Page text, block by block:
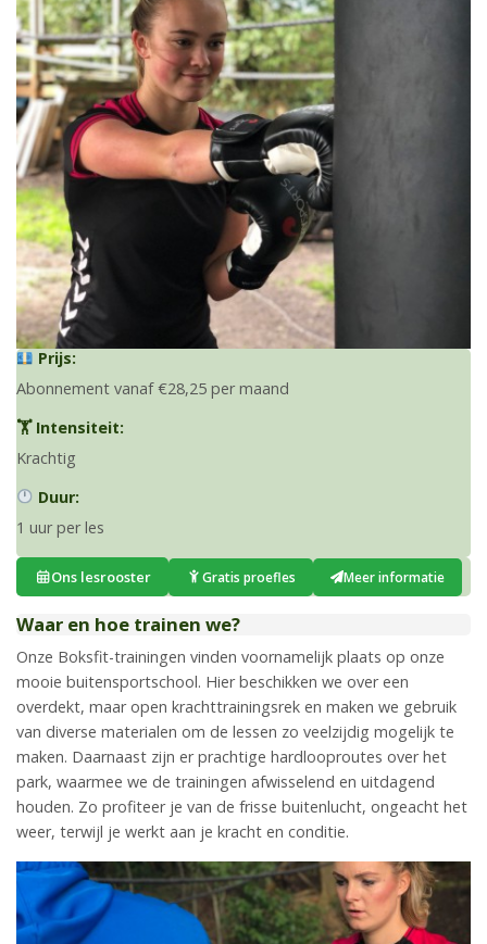
Prijs:
Abonnement vanaf €28,25 per maand
🏋️ Intensiteit:
Krachtig
Duur:
1 uur per les
Ons lesrooster Gratis proefles Meer informatie
Waar en hoe trainen we?
Onze Boksfit-trainingen vinden voornamelijk plaats op onze
mooie buitensportschool. Hier beschikken we over een
overdekt, maar open krachttrainingsrek en maken we gebruik
van diverse materialen om de lessen zo veelzijdig mogelijk te
maken. Daarnaast zijn er prachtige hardlooproutes over het
park, waarmee we de trainingen afwisselend en uitdagend
houden. Zo profiteer je van de frisse buitenlucht, ongeacht het
weer, terwijl je werkt aan je kracht en conditie.